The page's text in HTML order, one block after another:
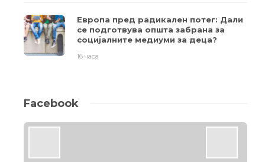
Европа пред радикален потег: Дали
се подготвува општа забрана за
социјалните медиуми за деца?
16 часа
Facebook